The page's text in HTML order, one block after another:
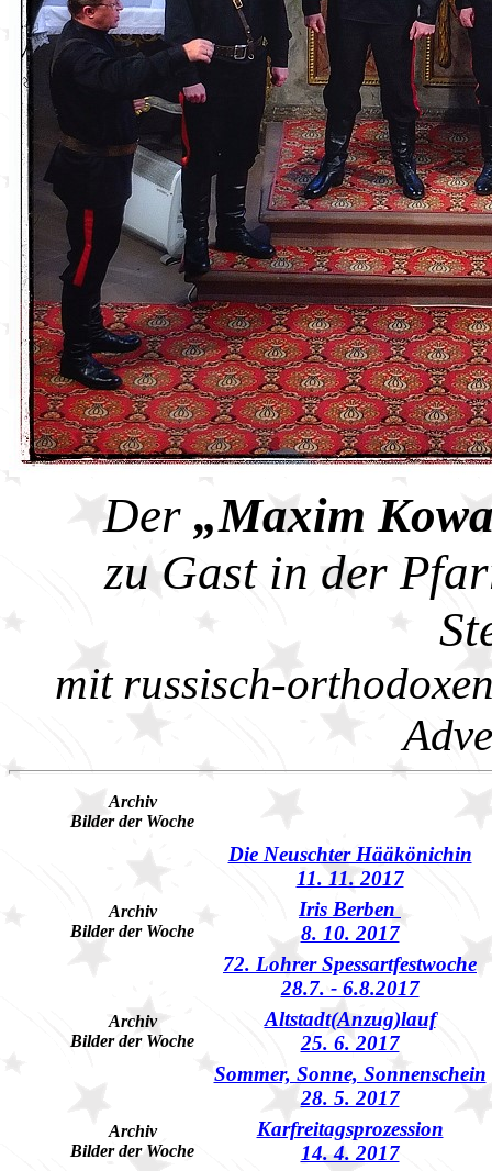
Der „Maxim
zu Gast in der
mit russisch-
Archiv
Bilder der Woche
Die Neuschter Hääkönichin
11. 11. 2017
Archiv
Bilder der Woche
Iris Berben
8. 10. 2017
72. Lohrer Spessartfestwoche
28.7. - 6.8.2017
Archiv
Bilder der Woche
Altstadt(Anzug)lauf
25. 6. 2017
Sommer, Sonne, Sonnenschein
28. 5. 2017
Archiv
Bilder der Woche
Karfreitagsprozession
14. 4. 2017